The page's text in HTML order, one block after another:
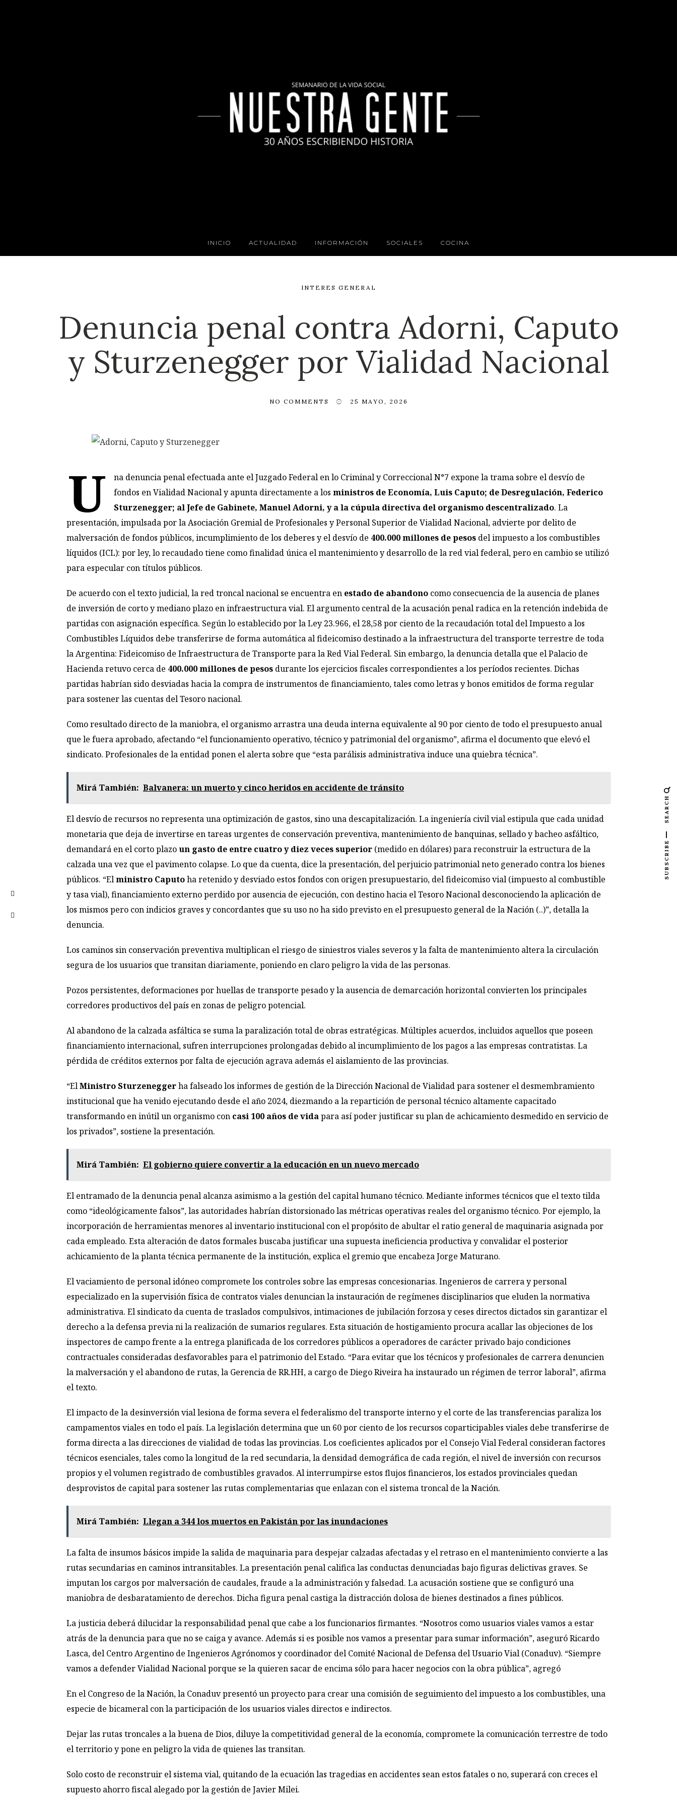
INICIO ACTUALIDAD INFORMACIÓN SOCIALES COCINA
INTERES GENERAL
Denuncia penal contra Adorni, Caputo
y Sturzenegger por Vialidad Nacional
NO COMMENTS 25 MAYO, 2026
U
na denuncia penal efectuada ante el Juzgado Federal en lo Criminal y Correccional N°7 expone la trama sobre el desvío de
fondos en Vialidad Nacional y apunta directamente a los ministros de Economía, Luis Caputo; de Desregulación, Federico
Sturzenegger; al Jefe de Gabinete, Manuel Adorni, y a la cúpula directiva del organismo descentralizado. La
presentación, impulsada por la Asociación Gremial de Profesionales y Personal Superior de Vialidad Nacional, advierte por delito de
malversación de fondos públicos, incumplimiento de los deberes y el desvío de 400.000 millones de pesos del impuesto a los combustibles
líquidos (ICL): por ley, lo recaudado tiene como finalidad única el mantenimiento y desarrollo de la red vial federal, pero en cambio se utilizó
para especular con títulos públicos.
De acuerdo con el texto judicial, la red troncal nacional se encuentra en estado de abandono como consecuencia de la ausencia de planes
de inversión de corto y mediano plazo en infraestructura vial. El argumento central de la acusación penal radica en la retención indebida de
partidas con asignación específica. Según lo establecido por la Ley 23.966, el 28,58 por ciento de la recaudación total del Impuesto a los
Combustibles Líquidos debe transferirse de forma automática al fideicomiso destinado a la infraestructura del transporte terrestre de toda
la Argentina: Fideicomiso de Infraestructura de Transporte para la Red Vial Federal. Sin embargo, la denuncia detalla que el Palacio de
Hacienda retuvo cerca de 400.000 millones de pesos durante los ejercicios fiscales correspondientes a los períodos recientes. Dichas
partidas habrían sido desviadas hacia la compra de instrumentos de financiamiento, tales como letras y bonos emitidos de forma regular
para sostener las cuentas del Tesoro nacional.
Como resultado directo de la maniobra, el organismo arrastra una deuda interna equivalente al 90 por ciento de todo el presupuesto anual
que le fuera aprobado, afectando “el funcionamiento operativo, técnico y patrimonial del organismo”, afirma el documento que elevó el
sindicato. Profesionales de la entidad ponen el alerta sobre que “esta parálisis administrativa induce una quiebra técnica”.
Mirá También: Balvanera: un muerto y cinco heridos en accidente de tránsito
El desvío de recursos no representa una optimización de gastos, sino una descapitalización. La ingeniería civil vial estipula que cada unidad
monetaria que deja de invertirse en tareas urgentes de conservación preventiva, mantenimiento de banquinas, sellado y bacheo asfáltico,
demandará en el corto plazoun gasto de entre cuatro y diez veces superior (medido en dólares) para reconstruir la estructura de la
calzada una vez que el pavimento colapse. Lo que da cuenta, dice la presentación, del perjuicio patrimonial neto generado contra los bienes
públicos. “Elministro Caputoha retenido y desviado estos fondos con origen presupuestario, del fideicomiso vial (impuesto al combustible
y tasa vial), financiamiento externo perdido por ausencia de ejecución, con destino hacia el Tesoro Nacional desconociendo la aplicación de
los mismos pero con indicios graves y concordantes que su uso no ha sido previsto en el presupuesto general de la Nación (..)”, detalla la
denuncia.
Los caminos sin conservación preventiva multiplican el riesgo de siniestros viales severos y la falta de mantenimiento altera la circulación
segura de los usuarios que transitan diariamente, poniendo en claro peligro la vida de las personas.
Pozos persistentes, deformaciones por huellas de transporte pesado y la ausencia de demarcación horizontal convierten los principales
corredores productivos del país en zonas de peligro potencial.
Al abandono de la calzada asfáltica se suma la paralización total de obras estratégicas. Múltiples acuerdos, incluidos aquellos que poseen
financiamiento internacional, sufren interrupciones prolongadas debido al incumplimiento de los pagos a las empresas contratistas. La
pérdida de créditos externos por falta de ejecución agrava además el aislamiento de las provincias.
“ElMinistro Sturzeneggerha falseado los informes de gestión de la Dirección Nacional de Vialidad para sostener el desmembramiento
institucional que ha venido ejecutando desde el año 2024, diezmando a la repartición de personal técnico altamente capacitado
transformando en inútil un organismo con casi 100 años de vidapara así poder justificar su plan de achicamiento desmedido en servicio de
los privados”, sostiene la presentación.
Mirá También: El gobierno quiere convertir a la educación en un nuevo mercado
El entramado de la denuncia penal alcanza asimismo a la gestión del capital humano técnico. Mediante informes técnicos que el texto tilda
como “ideológicamente falsos”, las autoridades habrían distorsionado las métricas operativas reales del organismo técnico. Por ejemplo, la
incorporación de herramientas menores al inventario institucional con el propósito de abultar el ratio general de maquinaria asignada por
cada empleado. Esta alteración de datos formales buscaba justificar una supuesta ineficiencia productiva y convalidar el posterior
achicamiento de la planta técnica permanente de la institución, explica el gremio que encabeza Jorge Maturano.
El vaciamiento de personal idóneo compromete los controles sobre las empresas concesionarias. Ingenieros de carrera y personal
especializado en la supervisión física de contratos viales denuncian la instauración de regímenes disciplinarios que eluden la normativa
administrativa. El sindicato da cuenta de traslados compulsivos, intimaciones de jubilación forzosa y ceses directos dictados sin garantizar el
derecho a la defensa previa ni la realización de sumarios regulares. Esta situación de hostigamiento procura acallar las objeciones de los
inspectores de campo frente a la entrega planificada de los corredores públicos a operadores de carácter privado bajo condiciones
contractuales consideradas desfavorables para el patrimonio del Estado. “Para evitar que los técnicos y profesionales de carrera denuncien
la malversación y el abandono de rutas, la Gerencia de RR.HH, a cargo de Diego Riveira ha instaurado un régimen de terror laboral”, afirma
el texto.
El impacto de la desinversión vial lesiona de forma severa el federalismo del transporte interno y el corte de las transferencias paraliza los
campamentos viales en todo el país. La legislación determina que un 60 por ciento de los recursos coparticipables viales debe transferirse de
forma directa a las direcciones de vialidad de todas las provincias. Los coeficientes aplicados por el Consejo Vial Federal consideran factores
técnicos esenciales, tales como la longitud de la red secundaria, la densidad demográfica de cada región, el nivel de inversión con recursos
propios y el volumen registrado de combustibles gravados. Al interrumpirse estos flujos financieros, los estados provinciales quedan
desprovistos de capital para sostener las rutas complementarias que enlazan con el sistema troncal de la Nación.
Mirá También: Llegan a 344 los muertos en Pakistán por las inundaciones
La falta de insumos básicos impide la salida de maquinaria para despejar calzadas afectadas y el retraso en el mantenimiento convierte a las
rutas secundarias en caminos intransitables. La presentación penal califica las conductas denunciadas bajo figuras delictivas graves. Se
imputan los cargos por malversación de caudales, fraude a la administración y falsedad. La acusación sostiene que se configuró una
maniobra de desbaratamiento de derechos. Dicha figura penal castiga la distracción dolosa de bienes destinados a fines públicos.
La justicia deberá dilucidar la responsabilidad penal que cabe a los funcionarios firmantes. “Nosotros como usuarios viales vamos a estar
atrás de la denuncia para que no se caiga y avance. Además si es posible nos vamos a presentar para sumar información”, aseguróRicardo
Lasca, del Centro Argentino de Ingenieros Agrónomos y coordinador del Comité Nacional de Defensa del Usuario Vial (Conaduv). “Siempre
vamos a defender Vialidad Nacional porque se la quieren sacar de encima sólo para hacer negocios con la obra pública”, agregó
En el Congreso de la Nación, la Conaduv presentó un proyecto para crear una comisión de seguimiento del impuesto a los combustibles, una
especie de bicameral con la participación de los usuarios viales directos e indirectos.
Dejar las rutas troncales a la buena de Dios, diluye la competitividad general de la economía, compromete la comunicación terrestre de todo
el territorio y pone en peligro la vida de quienes las transitan.
Solo costo de reconstruir el sistema vial, quitando de la ecuación las tragedias en accidentes sean estos fatales o no, superará con creces el
supuesto ahorro fiscal alegado por la gestión de Javier Milei.
SEARCH
SUBSCRIBE